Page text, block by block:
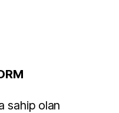
sahip olan